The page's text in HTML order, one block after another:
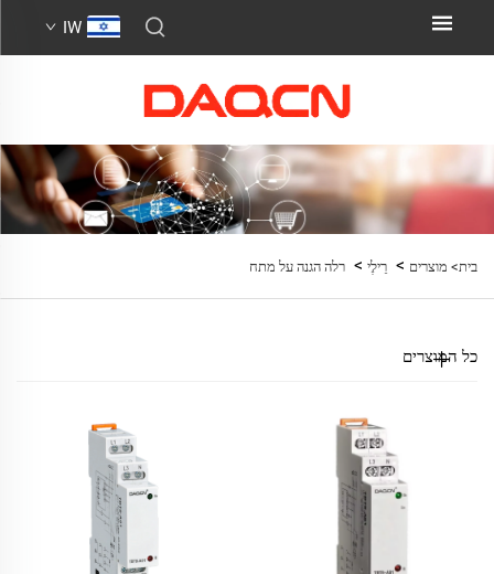
IW
בית> מוצרים > רֵילֶי > רלה הגנה על מתח
כל המוצרים